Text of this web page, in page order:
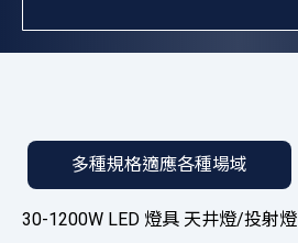
多種規格適應各種場域
30-1200W LED 燈具 天井燈/投射燈